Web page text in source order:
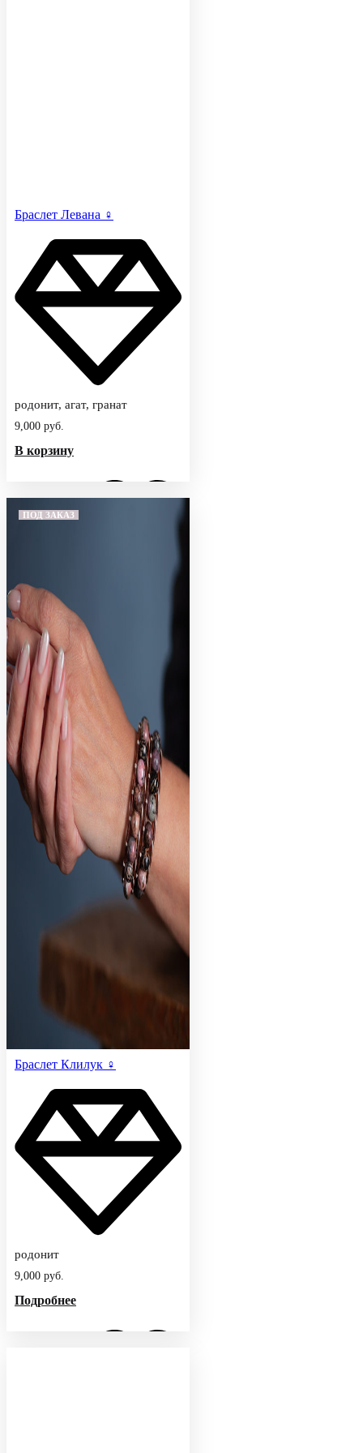
Браслет Левана ♀
родонит, агат, гранат
9,000 руб.
В корзину
ПОД ЗАКАЗ
Браслет Клилук ♀
родонит
9,000 руб.
Подробнее